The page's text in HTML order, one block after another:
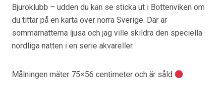
Bjuröklubb – udden du kan se sticka ut i Bottenviken om
du tittar på en karta över norra Sverige. Där är
sommarnätterna ljusa och jag ville skildra den speciella
nordliga natten i en serie akvareller.
Målningen mäter 75×56 centimeter och är såld .